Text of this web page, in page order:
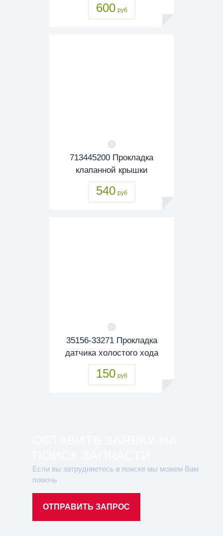
600 руб
713445200 Прокладка
клапанной крышки
540 руб
35156-33271 Прокладка
датчика холостого хода
150 руб
Если вы затрудняетесь в поиске мы можем Вам
помочь
ОТПРАВИТЬ ЗАПРОС